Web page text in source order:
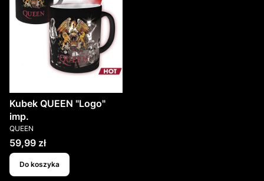
Kubek QUEEN "Logo"
imp.
PRODUCENT
QUEEN
Cena
59,99 zł
Do koszyka